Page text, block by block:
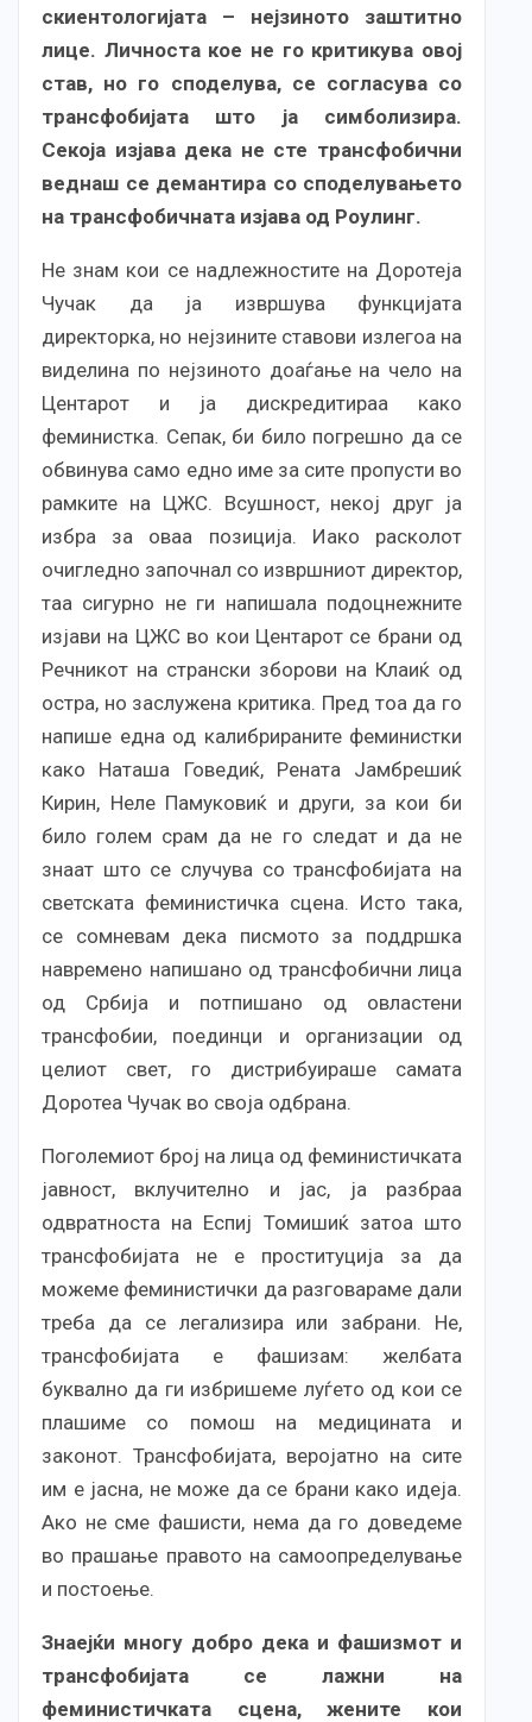
скиентологијата – нејзиното заштитно
лице. Личноста кое не го критикува овој
став, но го споделува, се согласува со
трансфобијата што ја симболизира.
Секоја изјава дека не сте трансфобични
веднаш се демантира со споделувањето
на трансфобичната изјава од Роулинг.
Не знам кои се надлежностите на Доротеја
Чучак да ја извршува функцијата
директорка, но нејзините ставови излегоа на
виделина по нејзиното доаѓање на чело на
Центарот и ја дискредитираа како
феминистка. Сепак, би било погрешно да се
обвинува само едно име за сите пропусти во
рамките на ЦЖС. Всушност, некој друг ја
избра за оваа позиција. Иако расколот
очигледно започнал со извршниот директор,
таа сигурно не ги напишала подоцнежните
изјави на ЦЖС во кои Центарот се брани од
Речникот на странски зборови на Клаиќ од
остра, но заслужена критика. Пред тоа да го
напише една од калибрираните феминистки
како Наташа Говедиќ, Рената Јамбрешиќ
Кирин, Неле Памуковиќ и други, за кои би
било голем срам да не го следат и да не
знаат што се случува со трансфобијата на
светската феминистичка сцена. Исто така,
се сомневам дека писмото за поддршка
навремено напишано од трансфобични лица
од Србија и потпишано од овластени
трансфобии, поединци и организации од
целиот свет, го дистрибуираше самата
Доротеа Чучак во своја одбрана.
Поголемиот број на лица од феминистичката
јавност, вклучително и јас, ја разбраа
одвратноста на Еспиј Томишиќ затоа што
трансфобијата не е проституција за да
можеме феминистички да разговараме дали
треба да се легализира или забрани. Не,
трансфобијата е фашизам: желбата
буквално да ги избришеме луѓето од кои се
плашиме со помош на медицината и
законот. Трансфобијата, веројатно на сите
им е јасна, не може да се брани како идеја.
Ако не сме фашисти, нема да го доведеме
во прашање правото на самоопределување
и постоење.
Знаејќи многу добро дека и фашизмот и
трансфобијата се лажни на
феминистичката сцена, жените кои